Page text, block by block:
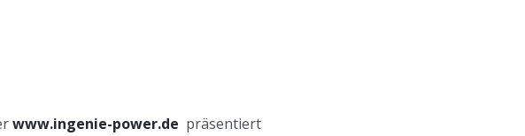
www.ingenie-power.de präsentiert